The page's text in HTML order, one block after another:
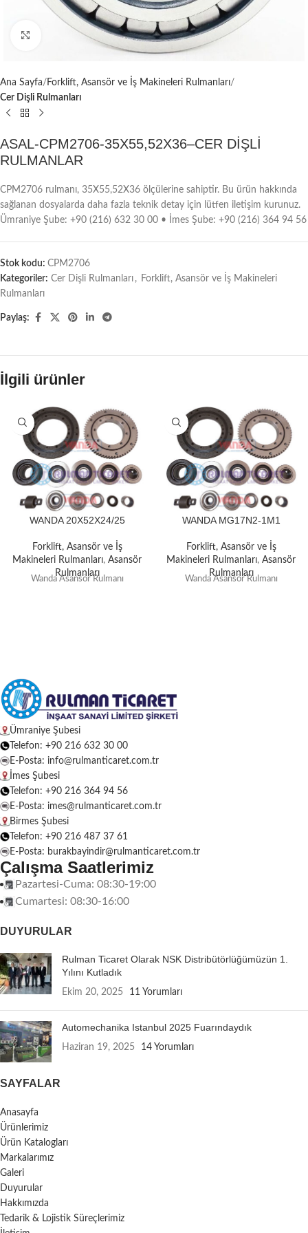
Büyütmek için tıklayın
Ana Sayfa
Forklift, Asansör ve İş Makineleri Rulmanları
Cer Dişli Rulmanları
ASAL-CPM2706-35X55,52X36–CER DİŞLİ
RULMANLAR
CPM2706 rulmanı, 35X55,52X36 ölçülerine sahiptir. Bu ürün hakkında
sağlanan dosyalarda daha fazla teknik detay için lütfen iletişim kurunuz.
Ümraniye Şube: +90 (216) 632 30 00 • İmes Şube: +90 (216) 364 94 56
Stok kodu: CPM2706
Kategoriler: Cer Dişli Rulmanları , Forklift, Asansör ve İş Makineleri
Rulmanları
Paylaş:
İlgili ürünler
WANDA 20X52X24/25
Forklift, Asansör ve İş
Makineleri Rulmanları, Asansör
Rulmanları
Wanda Asansör Rulmanı
WANDA MG17N2-1M1
Forklift, Asansör ve İş
Makineleri Rulmanları, Asansör
Rulmanları
Wanda Asansör Rulmanı
Ümraniye Şubesi
Telefon: +90 216 632 30 00
E-Posta: info@rulmanticaret.com.tr
İmes Şubesi
Telefon: +90 216 364 94 56
E-Posta: imes@rulmanticaret.com.tr
Birmes Şubesi
Telefon: +90 216 487 37 61
E-Posta: burakbayindir@rulmanticaret.com.tr
Çalışma Saatlerimiz
Pazartesi-Cuma: 08:30-19:00
Cumartesi: 08:30-16:00
DUYURULAR
Rulman Ticaret Olarak NSK Distribütörlüğümüzün 1.
Yılını Kutladık
Ekim 20, 2025 11 Yorumları
Automechanika Istanbul 2025 Fuarındaydık
Haziran 19, 2025 14 Yorumları
SAYFALAR
Anasayfa
Ürünlerimiz
Ürün Katalogları
Markalarımız
Galeri
Duyurular
Hakkımızda
Tedarik & Lojistik Süreçlerimiz